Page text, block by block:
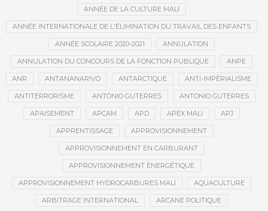
ANNÉE DE LA CULTURE MALI
ANNÉE INTERNATIONALE DE L'ÉLIMINATION DU TRAVAIL DES ENFANTS
ANNÉE SCOLAIRE 2020-2021 ANNULATION
ANNULATION DU CONCOURS DE LA FONCTION PUBLIQUE ANPE
ANR ANTANANARIVO ANTARCTIQUE ANTI-IMPÉRIALISME
ANTITERRORISME ANTÓNIO GUTERRES ANTONIO GUTERRES
APAISEMENT APCAM APD APEX MALI APJ
APPRENTISSAGE APPROVISIONNEMENT
APPROVISIONNEMENT EN CARBURANT
APPROVISIONNEMENT ÉNERGÉTIQUE
APPROVISIONNEMENT HYDROCARBURES MALI AQUACULTURE
ARBITRAGE INTERNATIONAL ARCANE POLITIQUE